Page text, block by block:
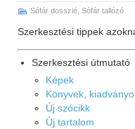
Sófár dosszié Sófár tallózó
Szerkesztési tippek
Szerkesztési útmutató
Képek
Könyvek,
Új szócikk
Új tartalom